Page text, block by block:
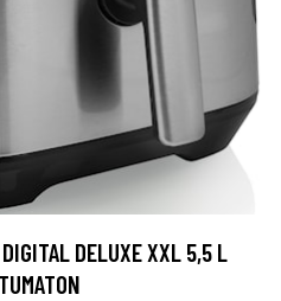
DELUXE XXL 5,5 L